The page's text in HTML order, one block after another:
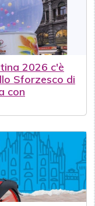
2026 c'è
Sforzesco di
con